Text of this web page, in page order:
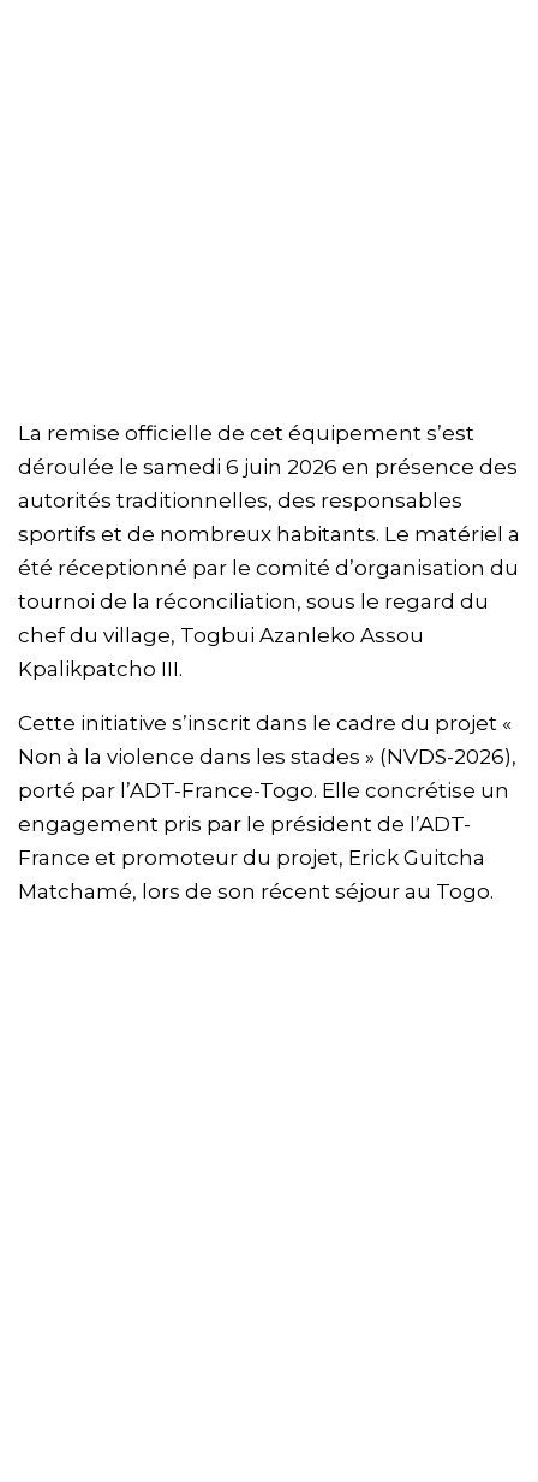
La remise officielle de cet équipement s’est
déroulée le samedi 6 juin 2026 en présence des
autorités traditionnelles, des responsables
sportifs et de nombreux habitants. Le matériel a
été réceptionné par le comité d’organisation du
tournoi de la réconciliation, sous le regard du
chef du village, Togbui Azanleko Assou
Kpalikpatcho III.
Cette initiative s’inscrit dans le cadre du projet «
Non à la violence dans les stades » (NVDS-2026),
porté par l’ADT-France-Togo. Elle concrétise un
engagement pris par le président de l’ADT-
France et promoteur du projet, Erick Guitcha
Matchamé, lors de son récent séjour au Togo.